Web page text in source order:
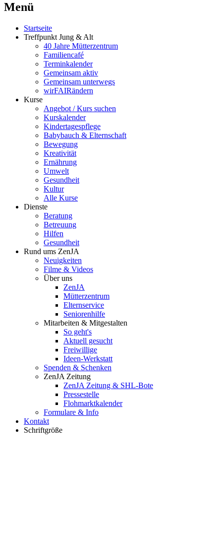
Menü
Startseite
Treffpunkt Jung & Alt
40 Jahre Mütterzentrum
Familiencafé
Terminkalender
Gemeinsam aktiv
Gemeinsam unterwegs
wirFAIRändern
Kurse
Angebot / Kurs suchen
Kurskalender
Kindertagespflege
Babybauch & Elternschaft
Bewegung
Kreativität
Ernährung
Umwelt
Gesundheit
Kultur
Alle Kurse
Dienste
Beratung
Betreuung
Hilfen
Gesundheit
Rund ums ZenJA
Neuigkeiten
Filme & Videos
Über uns
ZenJA
Mütterzentrum
Elternservice
Seniorenhilfe
Mitarbeiten & Mitgestalten
So geht's
Aktuell gesucht
Freiwillige
Ideen-Werkstatt
Spenden & Schenken
ZenJA Zeitung
ZenJA Zeitung & SHL-Bote
Pressestelle
Flohmarktkalender
Formulare & Info
Kontakt
Schriftgröße